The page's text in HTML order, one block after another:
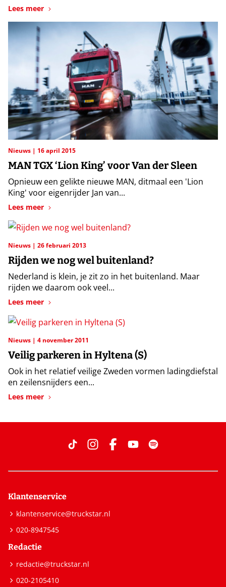
Lees meer
Nieuws 16 april 2015
MAN TGX ‘Lion King’ voor Van der Sleen
Opnieuw een gelikte nieuwe MAN, ditmaal een 'Lion
King' voor eigenrijder Jan van...
Lees meer
Nieuws 26 februari 2013
Rijden we nog wel buitenland?
Nederland is klein, je zit zo in het buitenland. Maar
rijden we daarom ook veel...
Lees meer
Nieuws 4 november 2011
Veilig parkeren in Hyltena (S)
Ook in het relatief veilige Zweden vormen ladingdiefstal
en zeilensnijders een...
Lees meer
Klantenservice
klantenservice@truckstar.nl
020-8947545
Redactie
redactie@truckstar.nl
020-2105410